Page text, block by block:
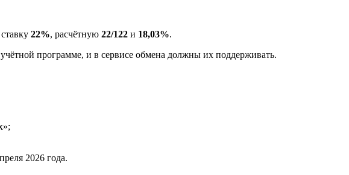
22%, расчётную 22/122 и 18,03%.
программе, и в сервисе обмена должны их поддерживать.
2026 года.